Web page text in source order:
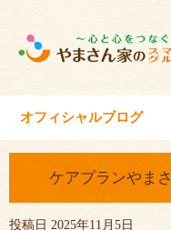
オフィシャルブログ
ケアプランや
投稿日 2025年11月5日